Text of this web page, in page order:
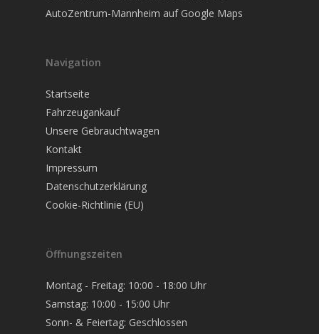
AutoZentrum-Mannheim auf Google Maps
Navigation
Startseite
Fahrzeugankauf
Unsere Gebrauchtwagen
Kontakt
Impressum
Datenschutzerklärung
Cookie-Richtlinie (EU)
Öffnungszeiten
Montag - Freitag: 10:00 - 18:00 Uhr
Samstag: 10:00 - 15:00 Uhr
Sonn- & Feiertag: Geschlossen